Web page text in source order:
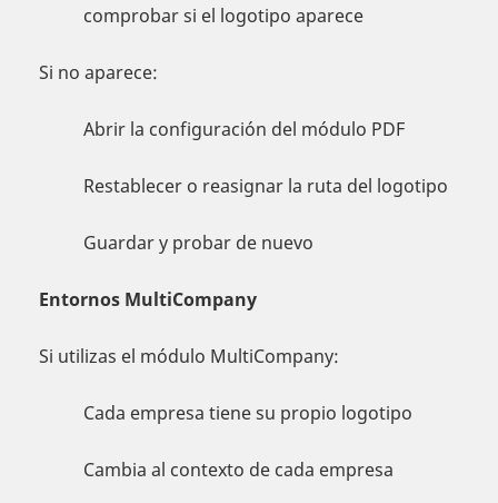
comprobar si el logotipo aparece
Si no aparece:
Abrir la configuración del módulo PDF
Restablecer o reasignar la ruta del logotipo
Guardar y probar de nuevo
Entornos MultiCompany
Si utilizas el módulo MultiCompany:
Cada empresa tiene su propio logotipo
Cambia al contexto de cada empresa